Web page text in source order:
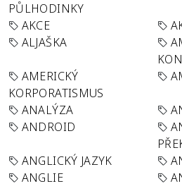
PŮLHODINKY
AKCE
ALJAŠKA
AMERICKÝ
KORPORATISMUS
ANALÝZA
ANDROID
ANGLICKÝ JAZYK
ANGLIE